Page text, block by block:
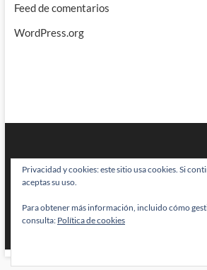
Feed de comentarios
WordPress.org
BRAINSTOMPING| Diseñado por:Theme
los derechos reservados
Privacidad y cookies: este sitio usa cookies. Si
aceptas su uso.
Para obtener más información, incluido cómo
consulta: Política de cookies